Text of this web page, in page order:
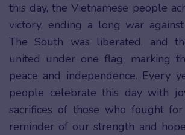
this day, the Vietnamese people
victory, ending a long war
The South was liberated, and
united under one flag, marking
peace and independence. Every
people celebrate this day with
sacrifices of those who fought for
reminder of our strength and